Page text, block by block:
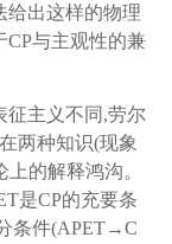
给出这样的物理
CP与主观性的兼
征主义不同,劳尔
两种知识(现象
的解释鸿沟。
是CP的充要条
条件(APET→C